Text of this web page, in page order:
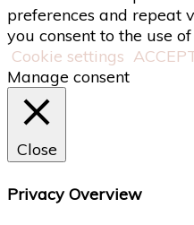
preferences and repeat
you consent to the use
Cookie settings
Manage consent
Close
Privacy Overview